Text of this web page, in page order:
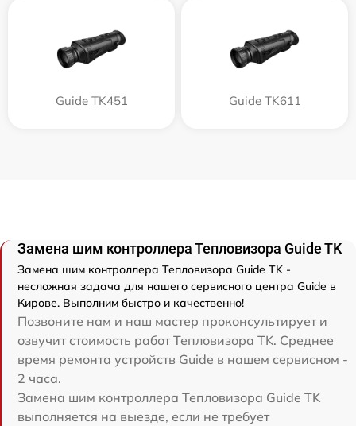
Guide TK451 Guide TK611
Замена шим контроллера Тепловизора Guide TK
Замена шим контроллера Тепловизора Guide TK -
несложная задача для нашего сервисного центра Guide в
Кирове. Выполним быстро и качественно!
Позвоните нам и наш мастер проконсультирует и
озвучит стоимость работ Тепловизора TK. Среднее
время ремонта устройств Guide в нашем сервисном -
2 часа.
Замена шим контроллера Тепловизора Guide TK
выполняется на выезде, если не требует